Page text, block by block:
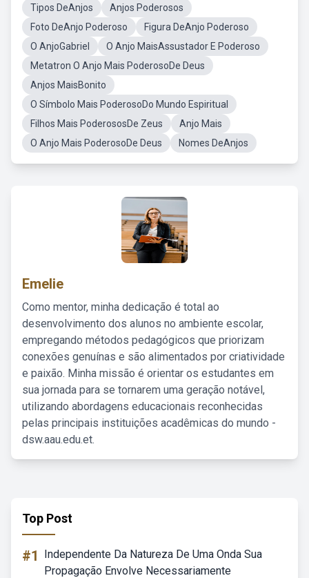
Tipos DeAnjos
Anjos Poderosos
Foto DeAnjo Poderoso
Figura DeAnjo Poderoso
O AnjoGabriel
O Anjo MaisAssustador E Poderoso
Metatron O Anjo Mais PoderosoDe Deus
Anjos MaisBonito
O Símbolo Mais PoderosoDo Mundo Espiritual
Filhos Mais PoderososDe Zeus
Anjo Mais
O Anjo Mais PoderosoDe Deus
Nomes DeAnjos
Emelie
Como mentor, minha dedicação é total ao
desenvolvimento dos alunos no ambiente escolar,
empregando métodos pedagógicos que priorizam
conexões genuínas e são alimentados por criatividade
e paixão. Minha missão é orientar os estudantes em
sua jornada para se tornarem uma geração notável,
utilizando abordagens educacionais reconhecidas
pelas principais instituições acadêmicas do mundo -
dsw.aau.edu.et.
Top Post
#1
Independente Da Natureza De Uma Onda Sua
Propagação Envolve Necessariamente